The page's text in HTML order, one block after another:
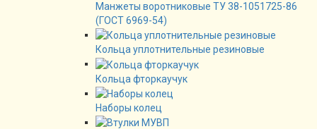
Манжеты воротниковые ТУ 38-1051725-86
(ГОСТ 6969-54)
Кольца уплотнительные резиновые
Кольца фторкаучук
Наборы колец